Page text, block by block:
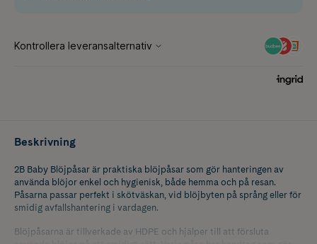
Beskrivning
2B Baby Blöjpåsar är praktiska blöjpåsar som gör hanteringen av
använda blöjor enkel och hygienisk, både hemma och på resan.
Påsarna passar perfekt i skötväskan, vid blöjbyten på språng eller för
smidig avfallshantering i vardagen.
Blöjpåsarna är tillverkade av HDPE och hjälper till att försluta